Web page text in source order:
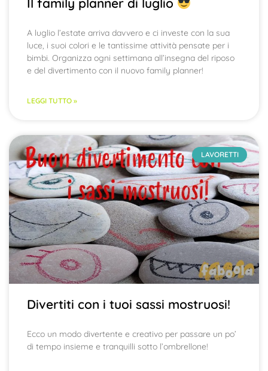
A luglio l’estate arriva davvero e ci investe con la sua
luce, i suoi colori e le tantissime attività pensate per i
bimbi. Organizza ogni settimana all’insegna del riposo
e del divertimento con il nuovo family planner!
LEGGI TUTTO »
LAVORETTI
Divertiti con i tuoi sassi mostruosi!
Ecco un modo divertente e creativo per passare un po’
di tempo insieme e tranquilli sotto l’ombrellone!